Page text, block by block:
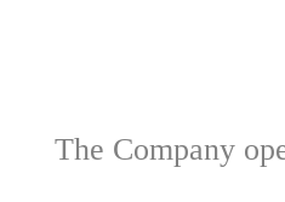
The Company